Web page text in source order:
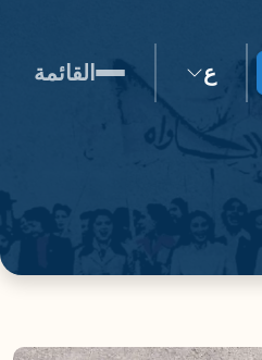
ع القائمة